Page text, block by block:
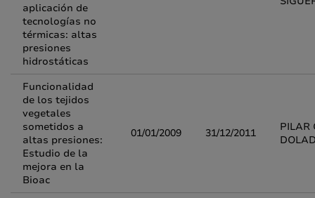
aplicación de
tecnologías no
térmicas: altas
presiones
hidrostáticas
Funcionalidad
de los tejidos
vegetales
sometidos a
altas presiones:
Estudio de la
mejora en la
Bioac
01/01/2009 31/12/2011
PILAR